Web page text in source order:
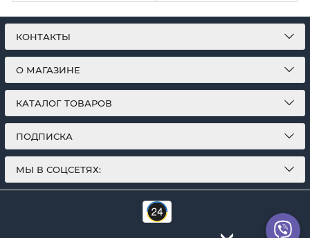
КОНТАКТЫ
О МАГАЗИНЕ
КАТАЛОГ ТОВАРОВ
ПОДПИСКА
МЫ В СОЦСЕТЯХ: